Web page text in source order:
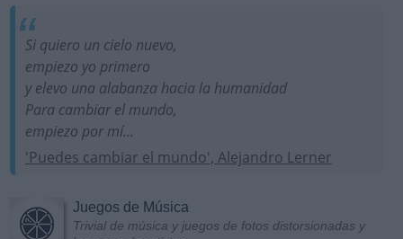
Si quiero un cielo nuevo,
empiezo yo primero
y elevo una alabanza hacia la humanidad
Para cambiar el mundo,
empiezo por mí...
'Puedes cambiar el mundo', Alejandro Lerner
Juegos de Música
Trivial de música y juegos de fotos distorsionadas y